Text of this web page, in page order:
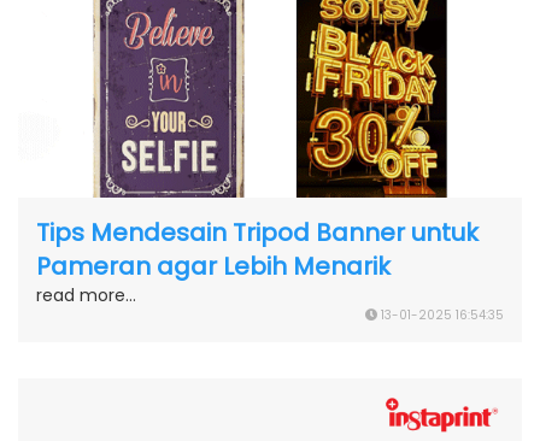
Tips Mendesain Tripod Banner untuk
Pameran agar Lebih Menarik
read more...
13-01-2025 16:54:35